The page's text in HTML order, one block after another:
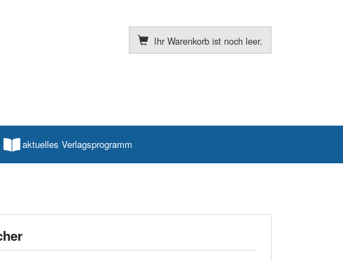
Ihr Warenkorb ist noch leer.
aktuelles Verlagsprogramm